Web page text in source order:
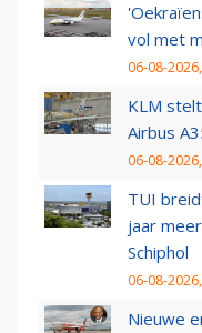
vol met
06-08-
KLM
Airbus
06-08-
TUI
jaar
Schiphol
06-08-
Nieuwe